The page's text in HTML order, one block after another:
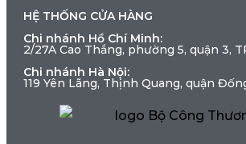
HỆ THỐNG CỬA HÀNG
Chi nhánh Hồ Chí Minh:
2/27A Cao Thắng, phường 5, quận 3,
Chi nhánh Hà Nội:
119 Yên Lãng, Thịnh Quang, quận